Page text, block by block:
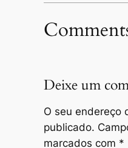
Deixe um
O seu endereço
publicado.
marcados com *